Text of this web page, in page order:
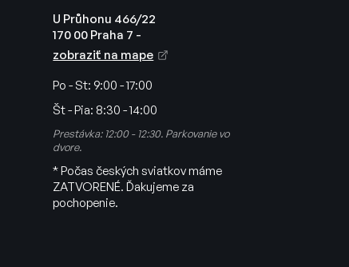
U Průhonu 466/22
170 00 Praha 7 -
zobraziť na mape
Po - St: 9:00 - 17:00
Št - Pia: 8:30 - 14:00
Prestávka: 12:00 - 12:30. Parkovanie vo
dvore.
* Počas českých sviatkov máme
ZATVORENÉ. Ďakujeme za
pochopenie.